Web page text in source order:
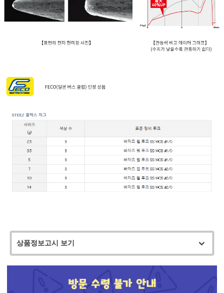
상품정보고시 보기